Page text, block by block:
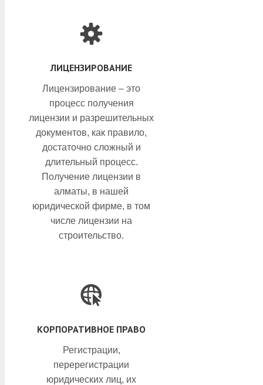
ЛИЦЕНЗИРОВАНИЕ
Лицензирование – это
процесс получения
лицензии и разрешительных
документов, как правило,
достаточно сложный и
длительный процесс.
Получение лицензии в
алматы, в нашей
юридической фирме, в том
числе лицензии на
строительство.
КОРПОРАТИВНОЕ ПРАВО
Регистрации,
перерегистрации
юридических лиц, их